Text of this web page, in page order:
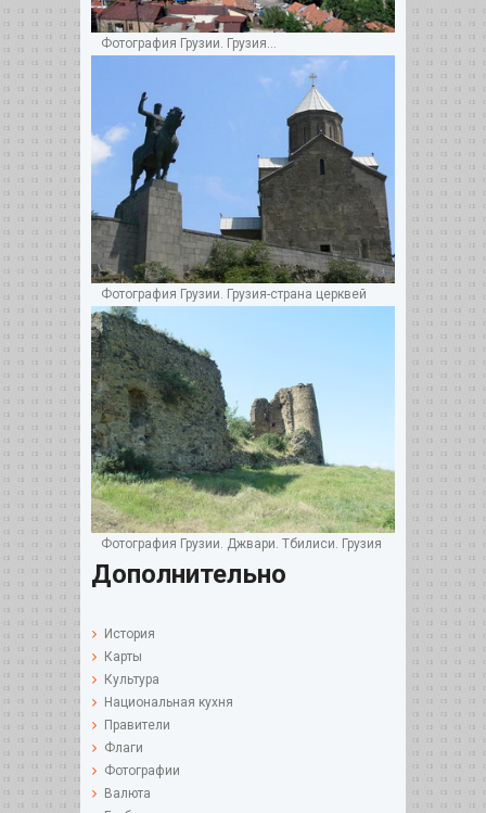
Фотография Грузии. Грузия...
Фотография Грузии. Грузия-страна церквей
Фотография Грузии. Джвари. Тбилиси. Грузия
Дополнительно
История
Карты
Культура
Национальная кухня
Правители
Флаги
Фотографии
Валюта